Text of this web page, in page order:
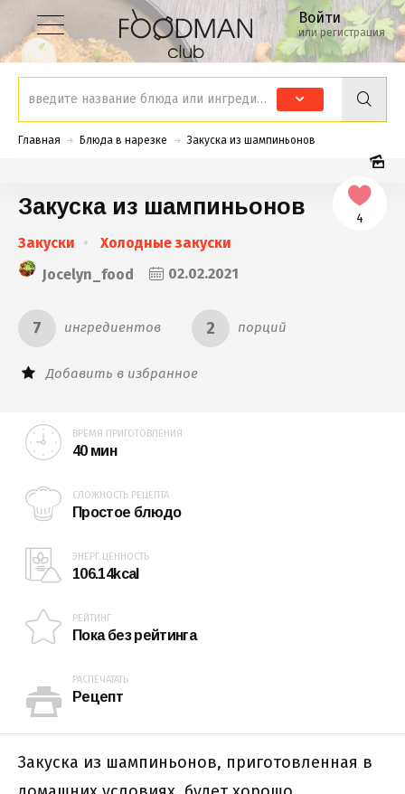
Войти
или регистрация
Главная Блюда в нарезке Закуска из шампиньонов
Закуска из шампиньонов
Закуски
Холодные закуски
Jocelyn_food
02.02.2021
7 ингредиентов 2 порций
Добавить в избранное
4
ВРЕМЯ ПРИГОТОВЛЕНИЯ
40 мин
СЛОЖНОСТЬ РЕЦЕПТА
Простое блюдо
ЭНЕРГ.ЦЕННОСТЬ
106.14kcal
РЕЙТИНГ
Пока без рейтинга
РАСПЕЧАТАТЬ
Рецепт
Закуска из шампиньонов, приготовленная в